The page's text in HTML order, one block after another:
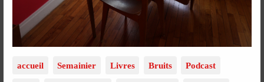
accueil Semainier Livres Bruits Podcast